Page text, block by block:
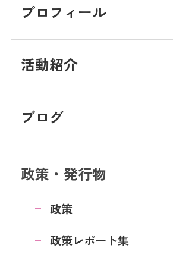
プロフィール
活動紹介
ブログ
政策・発行物
政策
政策レポート集